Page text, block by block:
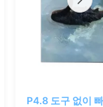
P4.8 도구 없이